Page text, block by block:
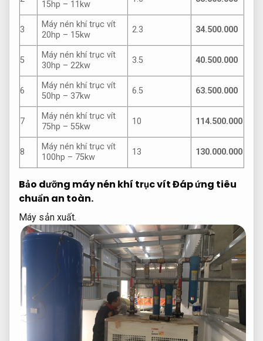
15hp – 11kw
3
Máy nén khí trục vít
20hp – 15kw
2.3 34.500.000
5
Máy nén khí trục vít
30hp – 22kw
3.5 40.500.000
6
Máy nén khí trục vít
50hp – 37kw
6.5 63.500.000
7
Máy nén khí trục vít
75hp – 55kw
10 114.500.000
8
Máy nén khí trục vít
100hp – 75kw
13 130.000.000
Bảo dưỡng máy nén khí trục vítĐáp ứng tiêu
chuẩn an toàn.
Máy sản xuất.